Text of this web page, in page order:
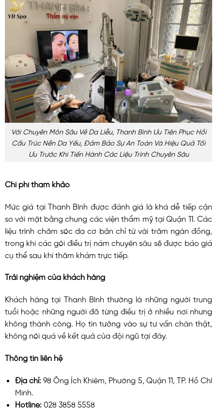
Với Chuyên Môn Sâu Về Da Liễu, Thanh Bình Ưu Tiên Phục Hồi
Cấu Trúc Nền Da Yếu, Đảm Bảo Sự An Toàn Và Hiệu Quả Tối
Ưu Trước Khi Tiến Hành Các Liệu Trình Chuyên Sâu
Chi phí tham khảo
Mức giá tại Thanh Bình được đánh giá là khá dễ tiếp cận
so với mặt bằng chung các viện thẩm mỹ tại Quận 11. Các
liệu trình chăm sóc da cơ bản chỉ từ vài trăm ngàn đồng,
trong khi các gói điều trị nám chuyên sâu sẽ được báo giá
cụ thể sau khi thăm khám trực tiếp.
Trải nghiệm của khách hàng
Khách hàng tại Thanh Bình thường là những người trung
tuổi hoặc những người đã từng điều trị ở nhiều nơi nhưng
không thành công. Họ tin tưởng vào sự tư vấn chân thật,
không nói quá về kết quả của đội ngũ tại đây.
Thông tin liên hệ
Địa chỉ: 98 Ông Ích Khiêm, Phường 5, Quận 11, TP. Hồ Chí
Minh.
Hotline:028 3858 5558